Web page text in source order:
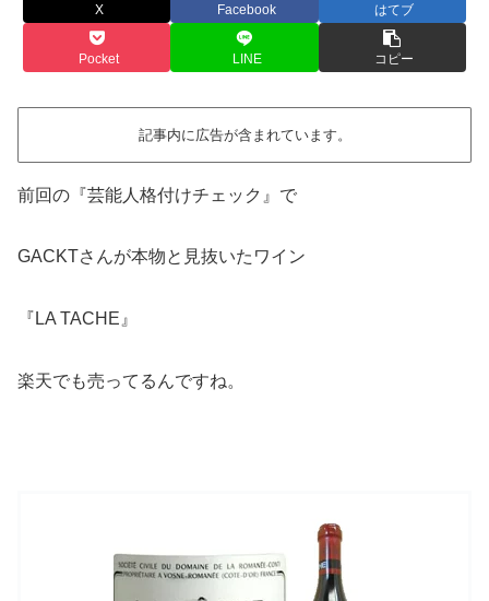
X Facebook はてブ
Pocket LINE コピー
記事内に広告が含まれています。
前回の『芸能人格付けチェック』で
GACKTさんが本物と見抜いたワイン
『LA TACHE』
楽天でも売ってるんですね。